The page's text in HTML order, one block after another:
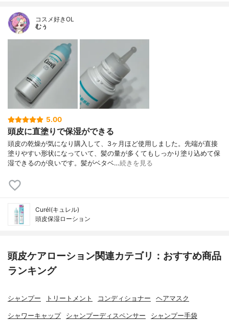
コスメ好きOL
むぅ
5.00
頭皮に直塗りで保湿ができる
頭皮の乾燥が気になり購入して、3ヶ月ほど使用しました。先端が直接
塗りやすい形状になっていて、髪の量が多くてもしっかり塗り込めて保
湿できるのが良いです。髪がベタベ…続きを見る
Curél(キュレル)
頭皮保湿ローション
頭皮ケアローション関連カテゴリ：おすすめ商品
ランキング
シャンプー トリートメント コンディショナー ヘアマスク
シャワーキャップ シャンプーディスペンサー シャンプー手袋